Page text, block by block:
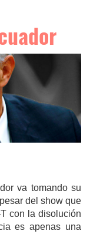
va tomando su
del show que
con la disolución
es apenas una